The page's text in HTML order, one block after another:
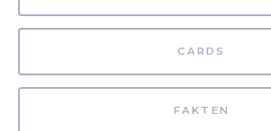
CARDS
FAKTEN